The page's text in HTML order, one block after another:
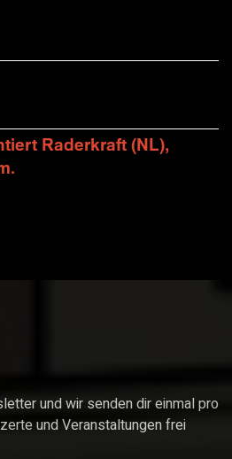
Raderkraft (NL),
und wir senden dir einmal pro
und Veranstaltungen frei